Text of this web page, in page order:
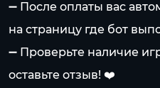
➖ После оплаты вас
на страницу где бот
➖ Проверьте наличие
оставьте отзыв! ❤️